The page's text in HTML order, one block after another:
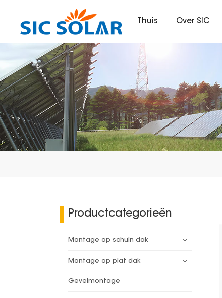
Thuis Over SIC
Productcategorieën
Montage op schuin dak
Montage op plat dak
Gevelmontage